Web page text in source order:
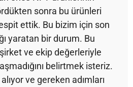
sonra bu ürünleri
ettik. Bu bizim için son
yaratan bir durum. Bu
ve ekip değerleriyle
belirtmek isteriz.
ve gereken adımları